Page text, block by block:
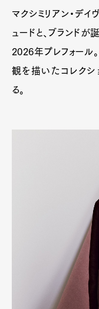
マクシミリアン・デイ
ュードと、ブランド
2026年プレフォール
観を描いたコレクシ
る。